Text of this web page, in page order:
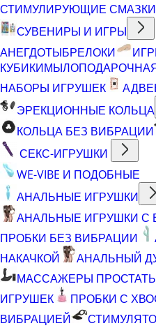
СТИМУЛИРУЮЩИЕ СМАЗКИ
СУВЕНИРЫ И ИГРЫ
АНЕГДОТЫБРЕЛОКИ
КУБИКИМЫЛО
НАБОРЫ ИГРУШЕК
ЭРЕКЦИОННЫЕ КОЛЬЦА
КОЛЬЦА БЕЗ ВИБРАЦИИ
СЕКС-ИГРУШКИ
WE-VIBE И ПОДОБНЫЕ
АНАЛЬНЫЕ ИГРУШКИ
АНАЛЬНЫЕ ИГРУШКИ С
ПРОБКИ БЕЗ ВИБРАЦИИ
НАКАЧКОЙ
АНАЛЬНЫЙ
МАССАЖЕРЫ
ИГРУШЕК
ПРОБКИ С
ВИБРАЦИЕЙ